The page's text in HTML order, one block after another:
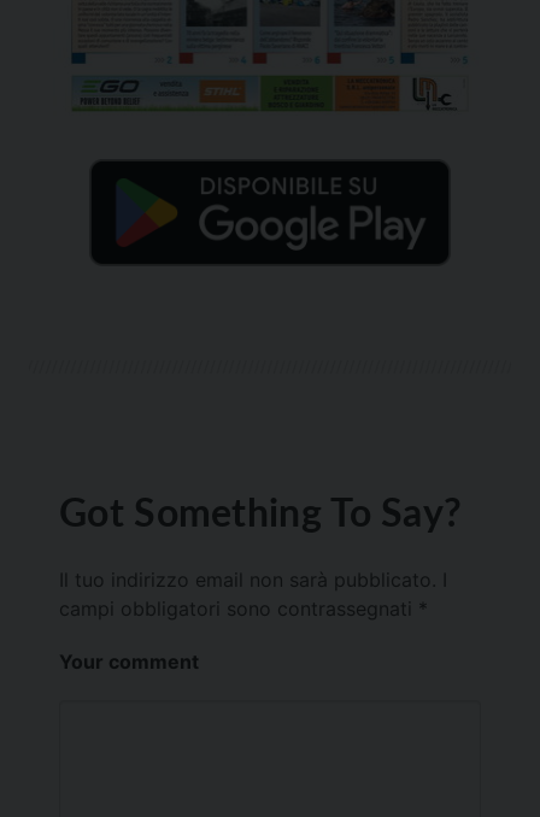
Got Something To Say?
Il tuo indirizzo email non sarà pubblicato.
campi obbligatori sono contrassegnati *
Your comment